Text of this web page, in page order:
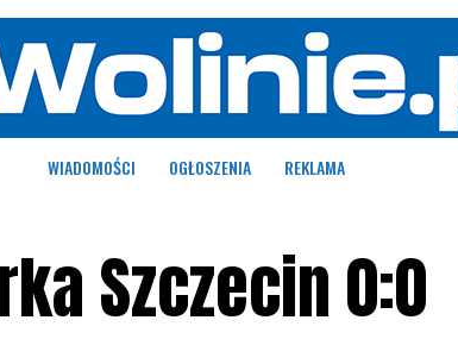
WIADOMOŚCI OGŁOSZENIA REKLAMA
Szczecin 0:0